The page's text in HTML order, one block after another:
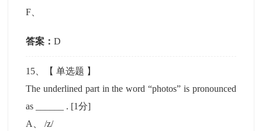
F
答案：D
15 、【单选题 】
The underlined part in the word “photos” is pronounced
as ______ . [1分]
A
、/z/